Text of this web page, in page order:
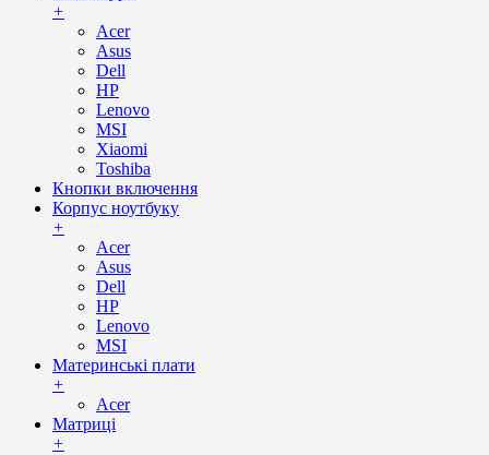
+
Acer
Asus
Dell
HP
Lenovo
MSI
Xiaomi
Toshiba
Кнопки включення
Корпус ноутбуку
+
Acer
Asus
Dell
HP
Lenovo
MSI
Материнські плати
+
Acer
Матриці
+